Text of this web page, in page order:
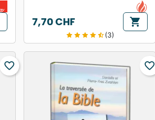
Prix
7,70 CHF shopping_cart
star star star star star_half(3)
favorite_border favorite_border